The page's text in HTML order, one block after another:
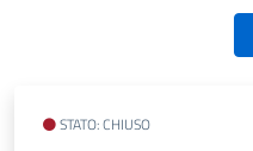
STATO: CHIUSO